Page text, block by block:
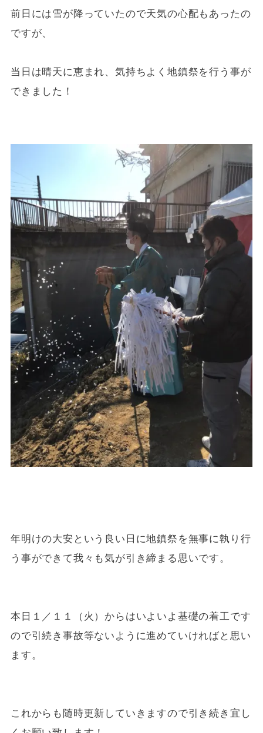
前日には雪が降っていたので天気の心配もあったの
ですが、
当日は晴天に恵まれ、気持ちよく地鎮祭を行う事が
できました！
年明けの大安という良い日に地鎮祭を無事に執り行
う事ができて我々も気が引き締まる思いです。
本日１／１１（火）からはいよいよ基礎の着工です
ので引続き事故等ないように進めていければと思い
ます。
これからも随時更新していきますので引き続き宜し